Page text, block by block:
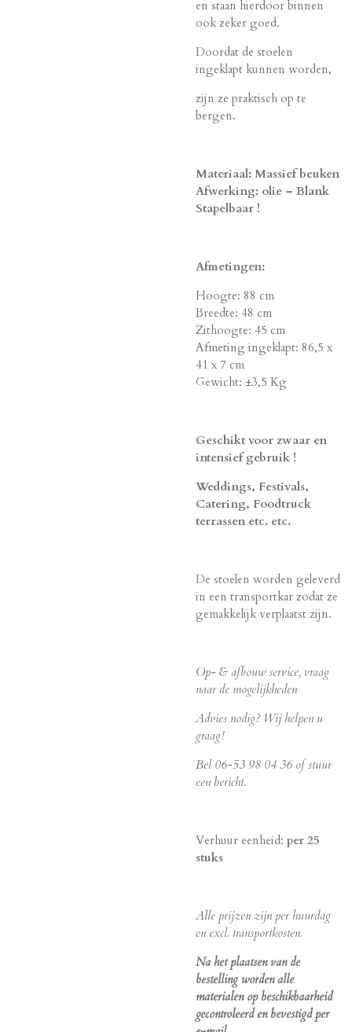
en staan hierdoor binnen
ook zeker goed.
Doordat de stoelen
ingeklapt kunnen worden,
zijn ze praktisch op te
bergen.
Materiaal: Massief beuken
Afwerking: olie – Blank
Stapelbaar !
Afmetingen:
Hoogte: 88 cm
Breedte: 48 cm
Zithoogte: 45 cm
Afmeting ingeklapt: 86,5 x
41 x 7 cm
Gewicht: ±3,5 Kg
Geschikt voor zwaar en
intensief gebruik !
Weddings, Festivals,
Catering, Foodtruck
terrassen etc. etc.
De stoelen worden geleverd
in een transportkar zodat ze
gemakkelijk verplaatst zijn.
Op- & afbouw service, vraag
naar de mogelijkheden
Advies nodig? Wij helpen u
graag!
Bel 06-53 98 04 36 of stuur
een bericht.
Verhuur eenheid: per 25
stuks
Alle prijzen zijn per huurdag
en excl. transportkosten.
Na het plaatsen van de
bestelling worden alle
materialen op beschikbaarheid
gecontroleerd en bevestigd per